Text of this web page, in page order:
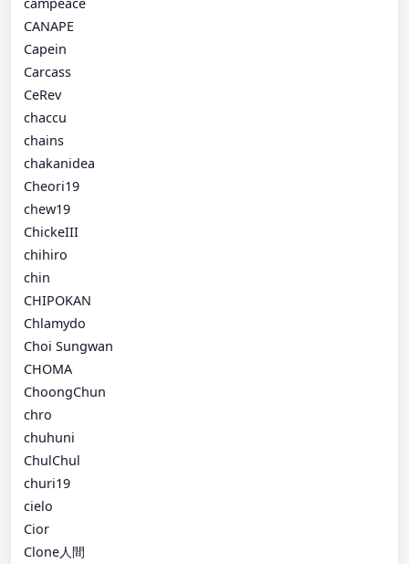
CANAPE
Capein
Carcass
CeRev
chaccu
chains
chakanidea
Cheori19
chew19
ChickeIII
chihiro
chin
CHIPOKAN
Chlamydo
Choi Sungwan
CHOMA
ChoongChun
chro
chuhuni
ChulChul
churi19
cielo
Cior
Clone人間